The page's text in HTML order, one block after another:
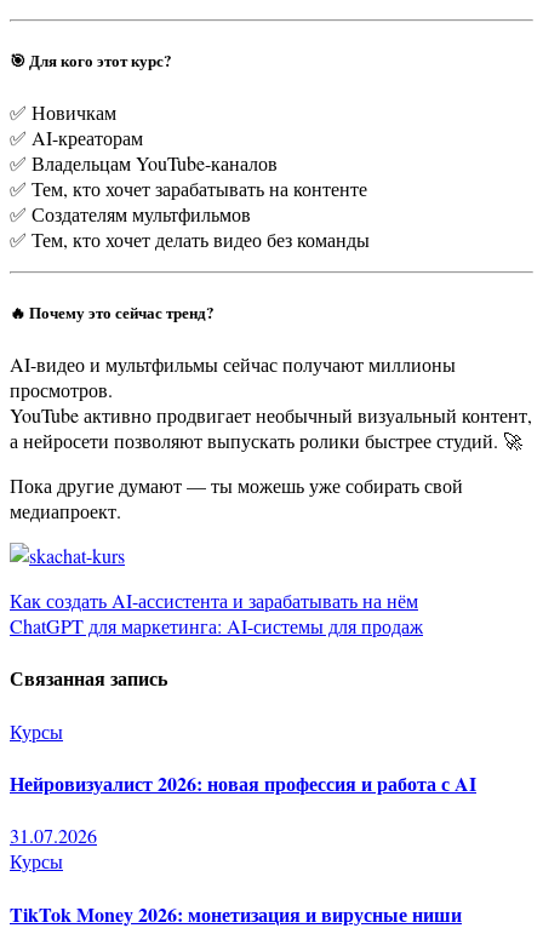
🎯 Для кого этот курс?
✅ Новичкам
✅ AI-креаторам
✅ Владельцам YouTube-каналов
✅ Тем, кто хочет зарабатывать на контенте
✅ Создателям мультфильмов
✅ Тем, кто хочет делать видео без команды
🔥 Почему это сейчас тренд?
AI-видео и мультфильмы сейчас получают миллионы
просмотров.
YouTube активно продвигает необычный визуальный контент,
а нейросети позволяют выпускать ролики быстрее студий. 🚀
Пока другие думают — ты можешь уже собирать свой
медиапроект.
Навигация
по
записям
Как создать AI-ассистента и зарабатывать на нём
ChatGPT для маркетинга: AI-системы для продаж
Связанная запись
Курсы
Нейровизуалист 2026: новая профессия и работа с AI
31.07.2026
Курсы
TikTok Money 2026: монетизация и вирусные ниши